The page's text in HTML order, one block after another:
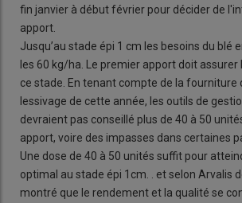
fin janvier à début février pour décider de
apport.
Jusqu’au stade épi 1 cm les besoins du blé
les 60 kg/ha. Le premier apport doit assurer
ce stade. En tenant compte de la fourniture
lessivage de cette année, les outils de
devraient pas conseillé plus de 40 à 50
apport, voire des impasses dans certaines
Une dose de 40 à 50 unités suffit pour
optimal au stade épi 1cm. . et selon Arvalis
montré que le rendement et la qualité se